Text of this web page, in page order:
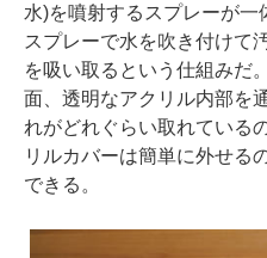
水)を噴射するスプレーが一
スプレーで水を吹き付けて
を吸い取るという仕組みだ
面、透明なアクリル内部を
れがどれぐらい取れている
リルカバーは簡単に外せる
できる。